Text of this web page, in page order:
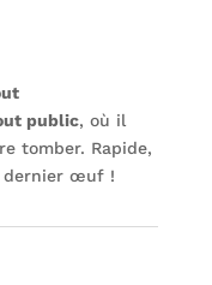
public, où il
tomber. Rapide,
dernier œuf !